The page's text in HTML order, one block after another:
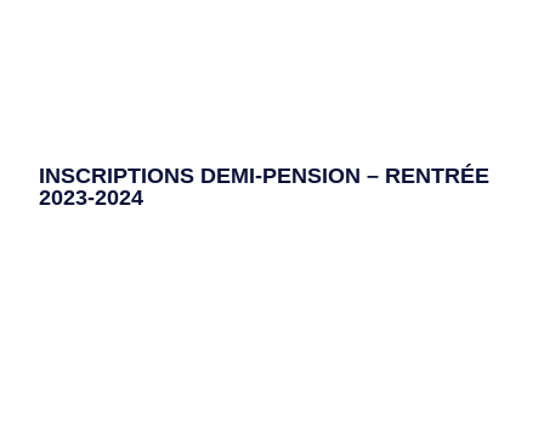
INSCRIPTIONS DEMI-PENSION – RENTRÉE
2023-2024